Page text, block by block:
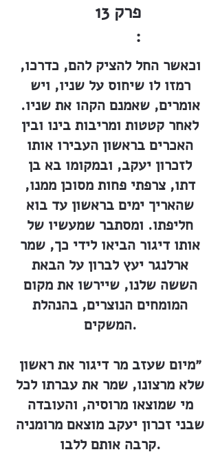
13 פרק
:
וכאשר החל להציק להם, כדרכו,
רמזו לו שיחוס על שניו, ויש
אומרים, שאמנם הקהו את שניו.
לאחר קטטות ומריבות בינו ובין
האכרים בראשון העבירו אותו
לזכרון יעקב, ובמקומו בא בן
דתו, צרפתי פחות מסוכן ממנו,
שהאריך ימים בראשון עד בוא
חליפתו. ומסתבר שמעשיו של
אותו דיגור הביאו לידי כך, שמר
ארלנגר יעץ לברון על הבאת
הששה שלנו, שיירשו את מקום
המומחים הנוצרים, בהנהלת
המשקים.
״מיום שעזב מר דיגור את ראשון
שלא מרצונו, שמר את עברתו לכל
מי שמוצאו מרוסיה, והעובדה
שבני זכרון יעקב מוצאם מרומניה
קרבה אותם ללבו.